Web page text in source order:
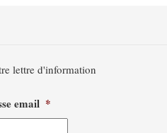
lettre d'information
email *